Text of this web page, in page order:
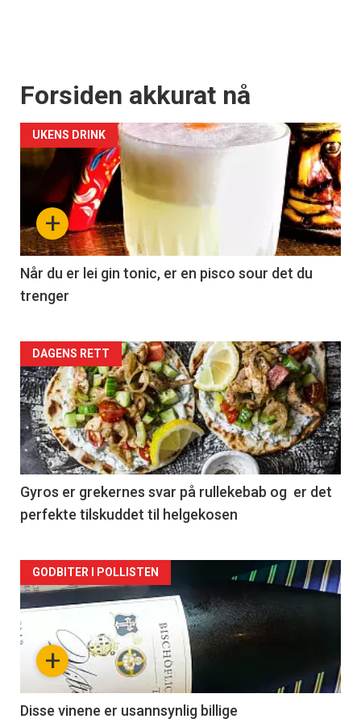
Forsiden akkurat nå
+
UKENS DRINK
Når du er lei gin tonic, er en pisco sour det du
trenger
Forsiden
akkurat
nå
-
2
DAGENS RETT
Gyros er grekernes svar på rullekebab og er det
perfekte tilskuddet til helgekosen
Forsiden
akkurat
nå
3
+
GODBITER I POLLISTEN
Disse vinene er usannsynlig billige